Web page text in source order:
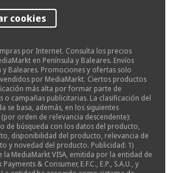
cookies
por Internet. Consulta los precios
en Península y Baleares. Envíos
y Baleares. Promociones y ofertas solo
por MediaMarkt. Ciertos productos
más alta por formar parte de
o campañas publicitarias. La clasificación del
se basa, además, en los siguientes
orden de relevancia descendente):
de búsqueda con los datos del producto,
disponibilidad del producto, relevancia de
y novedad del producto. Publicidad: 1)
la MediaMarkt VISA, emitida por la entidad de
& Consumer, E.F.C., E.P., S.A.U., y